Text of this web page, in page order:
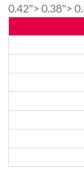
0.42">0.38">